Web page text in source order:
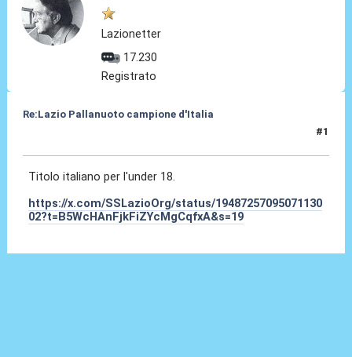
Lazionetter
17.230
Registrato
Re:Lazio Pallanuoto campione d'Italia
#1
Titolo italiano per l'under 18.
https://x.com/SSLazioOrg/status/19487257095071130
02?t=B5WcHAnFjkFiZYcMgCqfxA&s=19